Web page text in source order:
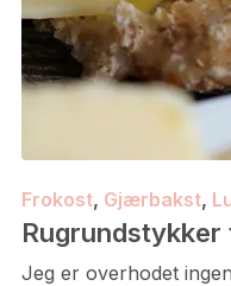
Frokost, Gjærbakst,
Rugrundstykker
Jeg er overhodet